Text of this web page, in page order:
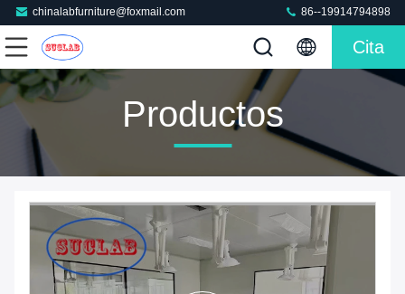
chinalabfurniture@foxmail.com 86--19914794898
Cita
Productos